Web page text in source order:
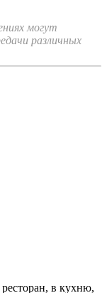
могут
различных
в кухню,